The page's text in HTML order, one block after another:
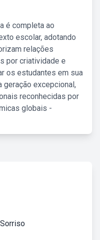
é completa ao
escolar, adotando
relações
por criatividade e
os estudantes em sua
geração excepcional,
reconhecidas por
globais -